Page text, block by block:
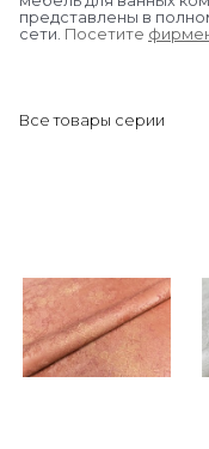
представлены в
сети. Посетите
Все товары серии